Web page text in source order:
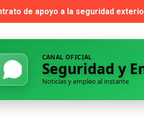
de apoyo a la seguridad
de varios lotes del contrato de
denuncian acoso y recurrirán a
de Instructor de Tiro
su director de Seguridad tras un
CANAL OFICIAL
Seguridad y
Noticias y empleo al instante